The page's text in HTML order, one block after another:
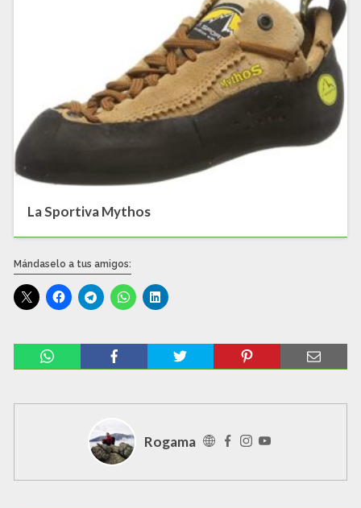
La Sportiva Mythos
Mándaselo a tus amigos:
Rogama